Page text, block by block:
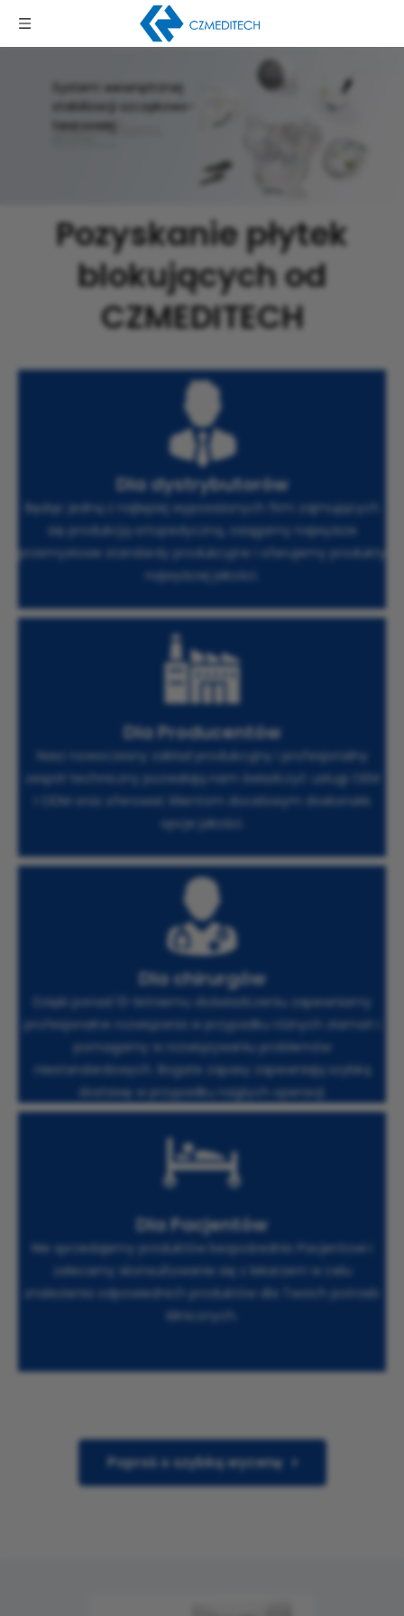
System wewnętrznej
stabilizacji szczękowo-
twarzowej
Pozyskanie płytek
blokujących od
CZMEDITECH
Dla dystrybutorów
Będąc jedną z najlepiej wyposażonych firm zajmujących
się produkcją ortopedyczną, osiągamy najwyższe
przemysłowe standardy produkcyjne i oferujemy produkty
najwyższej jakości.
Dla Producentów
Nasz nowoczesny zakład produkcyjny i profesjonalny
zespół techniczny pozwalają nam świadczyć usługi OEM
i ODM oraz oferować klientom docelowym doskonałe
opcje jakości.
Dla chirurgów
Dzięki ponad 13-letniemu doświadczeniu zapewniamy
profesjonalne rozwiązania w przypadku różnych złamań i
pomagamy w rozwiązywaniu problemów
niestandardowych. Bogate zapasy zapewniają szybką
dostawę w przypadku nagłych operacji.
Dla Pacjentów
Nie sprzedajemy produktów bezpośrednio Pacjentowi i
zalecamy skonsultowanie się z lekarzem w celu
znalezienia odpowiednich produktów dla Twoich potrzeb
klinicznych.
Poproś o szybką wycenę